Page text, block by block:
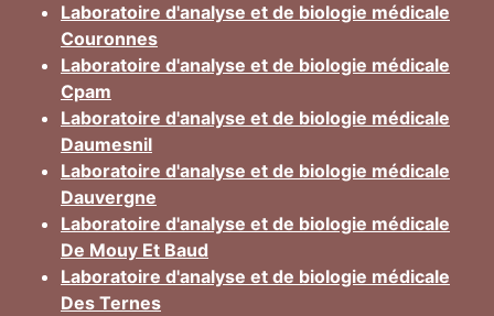
Laboratoire d'analyse et de biologie médicale
Couronnes
Laboratoire d'analyse et de biologie médicale
Cpam
Laboratoire d'analyse et de biologie médicale
Daumesnil
Laboratoire d'analyse et de biologie médicale
Dauvergne
Laboratoire d'analyse et de biologie médicale
De Mouy Et Baud
Laboratoire d'analyse et de biologie médicale
Des Ternes